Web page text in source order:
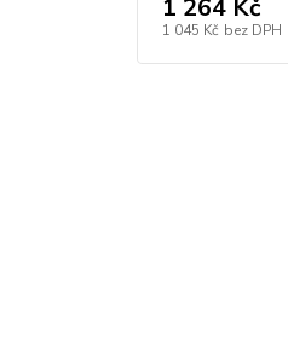
1 264 Kč
1 045 Kč bez DPH